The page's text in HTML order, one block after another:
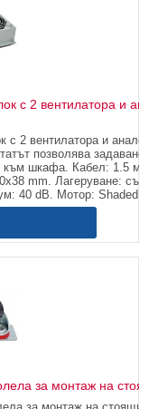
с 2 вентилатора и
с 2 вентилатора и
позволява
към шкафа. Кабел: 1.5
mm. Лагеруване:
40 dB. Мотор: Shaded
за монтаж на